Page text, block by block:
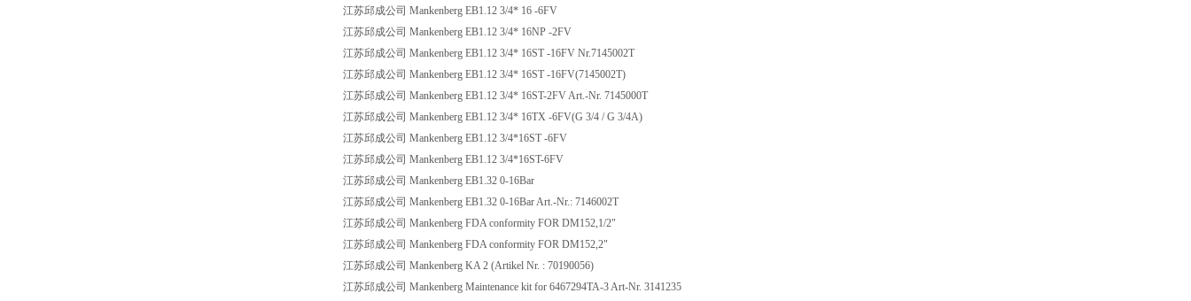
江苏邱成公司 Mankenberg EB1.12 3/4* 16 -6FV
江苏邱成公司 Mankenberg EB1.12 3/4* 16NP -2FV
江苏邱成公司 Mankenberg EB1.12 3/4* 16ST -16FV Nr.7145002T
江苏邱成公司 Mankenberg EB1.12 3/4* 16ST -16FV(7145002T)
江苏邱成公司 Mankenberg EB1.12 3/4* 16ST-2FV Art.-Nr. 7145000T
江苏邱成公司 Mankenberg EB1.12 3/4* 16TX -6FV(G 3/4 / G 3/4A)
江苏邱成公司 Mankenberg EB1.12 3/4*16ST -6FV
江苏邱成公司 Mankenberg EB1.12 3/4*16ST-6FV
江苏邱成公司 Mankenberg EB1.32 0-16Bar
江苏邱成公司 Mankenberg EB1.32 0-16Bar Art.-Nr.: 7146002T
江苏邱成公司 Mankenberg FDA conformity FOR DM152,1/2"
江苏邱成公司 Mankenberg FDA conformity FOR DM152,2"
江苏邱成公司 Mankenberg KA 2 (Artikel Nr. : 70190056)
江苏邱成公司 Mankenberg Maintenance kit for 6467294TA-3 Art-Nr. 3141235